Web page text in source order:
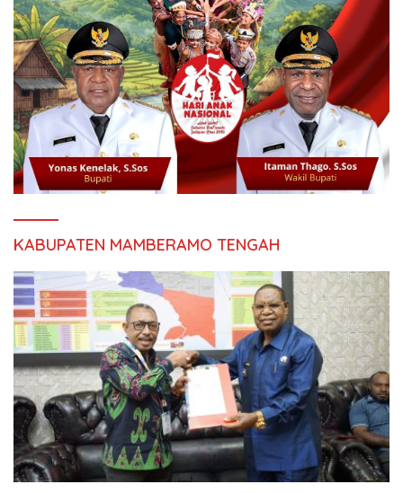
KABUPATEN MAMBERAMO TENGAH